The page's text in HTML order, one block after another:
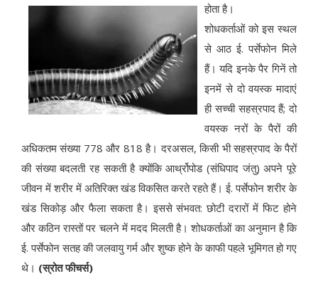
होता है।
शोधकर्ताओं को इस स्थल
से आठ ई. पर्सेफोन मिले
हैं। यदि इनके पैर गिनें तो
इनमें से दो वयस्क मादाएं
ही सच्ची सहस्रपाद हैं; दो
वयस्क नरों के पैरों की
अधिकतम संख्या 778 और 818 है। दरअसल, किसी भी सहस्रपाद के पैरों
की संख्या बदलती रह सकती है क्योंकि आर्थ्रोपोड (संधिपाद जंतु) अपने पूरे
जीवन में शरीर में अतिरिक्त खंड विकसित करते रहते हैं। ई. पर्सेफोन शरीर के
खंड सिकोड़ और फैला सकता है। इससे संभवत: छोटी दरारों में फिट होने
और कठिन रास्तों पर चलने में मदद मिलती है। शोधकर्ताओं का अनुमान है कि
ई. पर्सेफोन सतह की जलवायु गर्म और शुष्क होने के काफी पहले भूमिगत हो गए
थे। (स्रोत फीचर्स)